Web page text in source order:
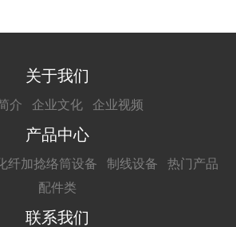
关于我们
介 企业文化 企业视频
产品中心
纤加捻络筒设备 制线设备
热门产品
配件类
联系我们